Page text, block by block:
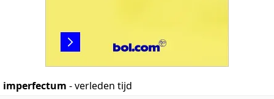
imperfectum - verleden tijd